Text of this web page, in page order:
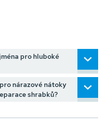
pro hluboké
nárazové nátoky
shrabků?